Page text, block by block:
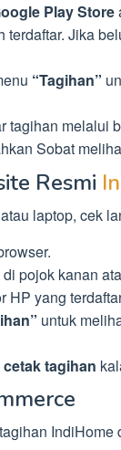
Play Store
Jika
“Tagihan”
tagihan melalui
Sobat
Resmi
laptop, cek
di pojok kanan
HP yang
untuk
tagihan